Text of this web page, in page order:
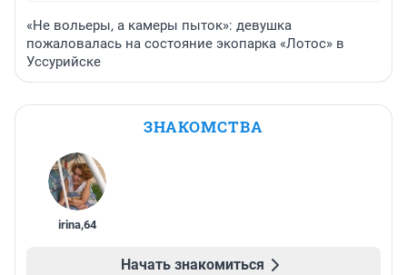
«Не вольеры, а камеры пыток»: девушка
пожаловалась на состояние экопарка «Лотос» в
Уссурийске
ЗНАКОМСТВА
irina,64
Начать знакомиться